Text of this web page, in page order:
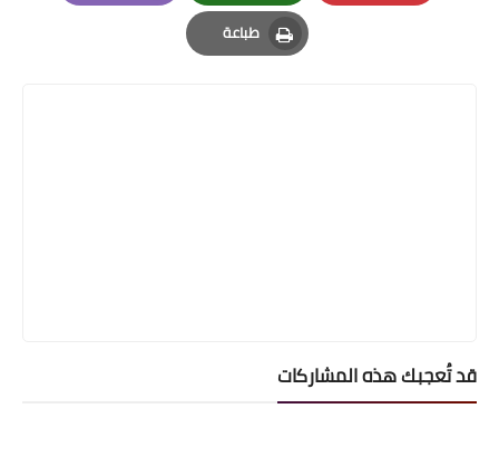
Pinterest
Whatsapp
Email
طباعة
Print
قد تُعجبك هذه المشاركات